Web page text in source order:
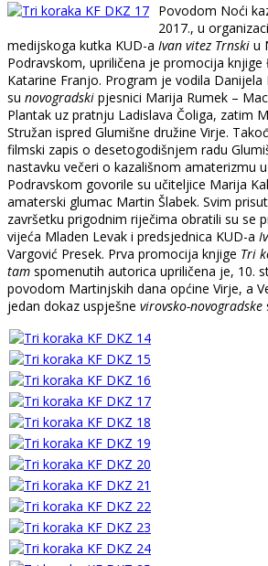
Povodom Noći
2017., u
medijskoga kutka KUD-a Ivan vitez Trnski u
Podravskom, upriličena je promocija
Katarine Franjo. Program je vodila Danijela
su novogradski pjesnici Marija Rumek –
Plantak uz pratnju Ladislava Čoliga, zatim
Stružan ispred Glumišne družine Virje.
filmski zapis o desetogodišnjem radu
nastavku večeri o kazališnom amaterizmu
Podravskom govorile su učiteljice Marija
amaterski glumac Martin Šlabek. Svim
završetku prigodnim riječima obratili su se
vijeća Mladen Levak i predsjednica KUD-a
Vargović Presek. Prva promocija knjige Tri
tam spomenutih autorica upriličena je, 10.
povodom Martinjskih dana općine Virje, a
jedan dokaz uspješne virovsko-novogradske